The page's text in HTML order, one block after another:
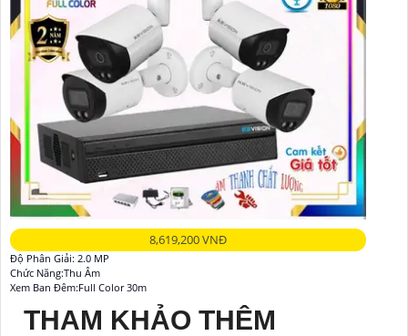
8,619,200 VNĐ
Độ Phân Giải: 2.0 MP
Chức Năng:Thu Âm
Xem Ban Đêm:Full Color 30m
THAM KHẢO THÊM